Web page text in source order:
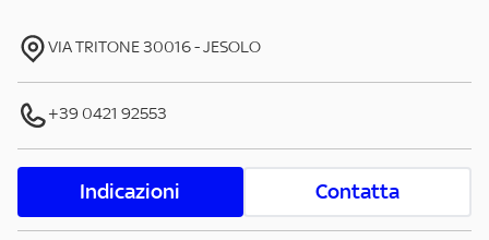
VIA TRITONE30016-JESOLO
+39 0421 92553
Indicazioni Contatta